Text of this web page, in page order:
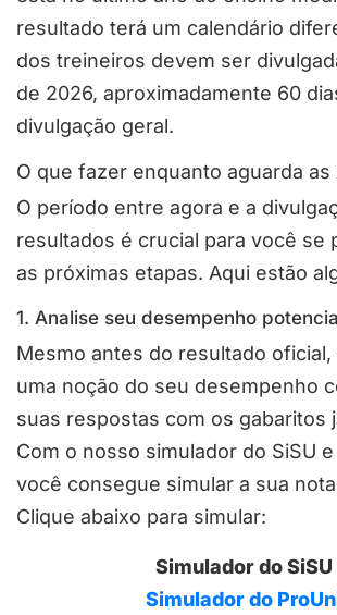
resultado terá um calendário
dos treineiros devem ser
de 2026, aproximadamente 60
divulgação geral.
O que fazer enquanto aguarda as
O período entre agora e a
resultados é crucial para você se
as próximas etapas. Aqui estão
1. Analise seu desempenho
Mesmo antes do resultado
uma noção do seu desempenho
suas respostas com os gabaritos
Com o nosso simulador do SiSU
você consegue simular a sua
Clique abaixo para simular:
Simulador do SiSU
Simulador do